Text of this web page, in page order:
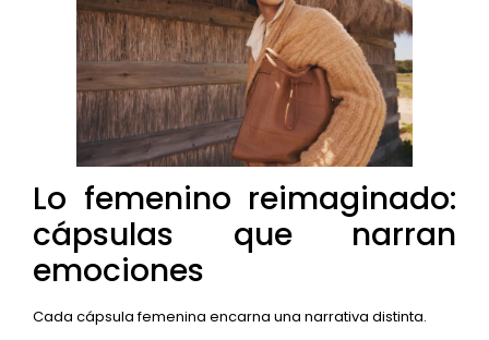
Lo femenino reimaginado:
cápsulas que narran
emociones
Cada cápsula femenina encarna una narrativa distinta.